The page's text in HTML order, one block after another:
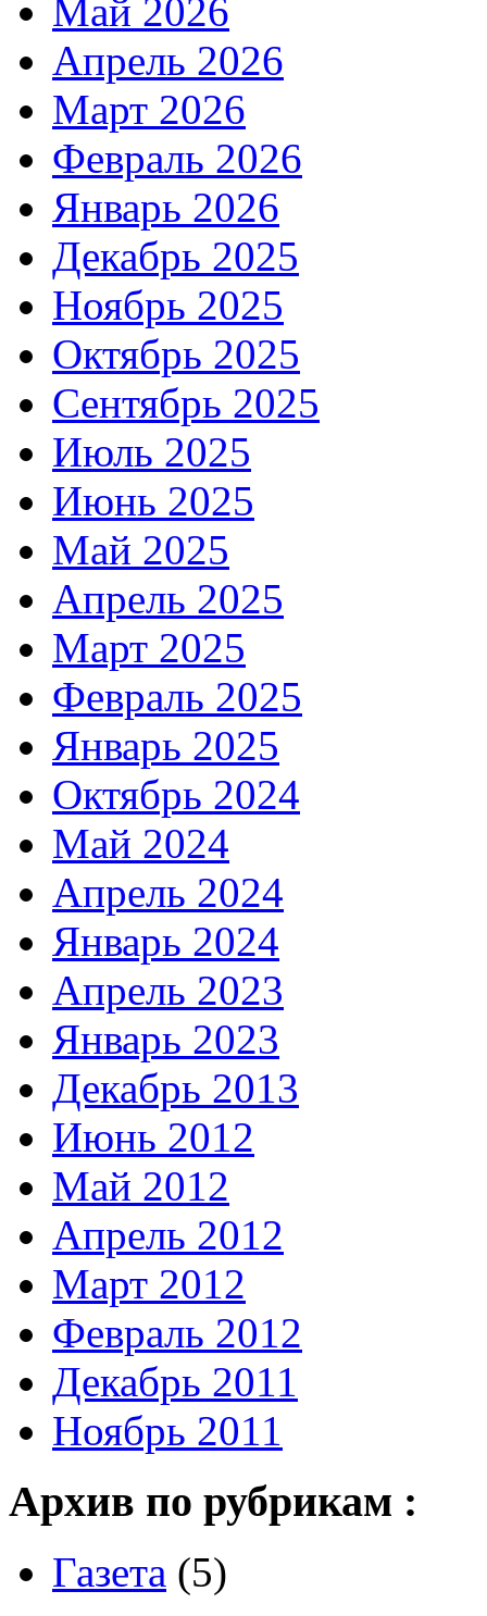
Май 2026
Апрель 2026
Март 2026
Февраль 2026
Январь 2026
Декабрь 2025
Ноябрь 2025
Октябрь 2025
Сентябрь 2025
Июль 2025
Июнь 2025
Май 2025
Апрель 2025
Март 2025
Февраль 2025
Январь 2025
Октябрь 2024
Май 2024
Апрель 2024
Январь 2024
Апрель 2023
Январь 2023
Декабрь 2013
Июнь 2012
Май 2012
Апрель 2012
Март 2012
Февраль 2012
Декабрь 2011
Ноябрь 2011
Архив по рубрикам :
Газета (5)